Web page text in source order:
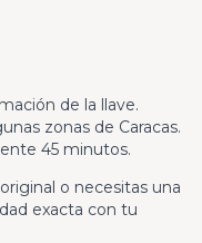
de la llave.
zonas de Caracas.
45 minutos.
o necesitas una
exacta con tu